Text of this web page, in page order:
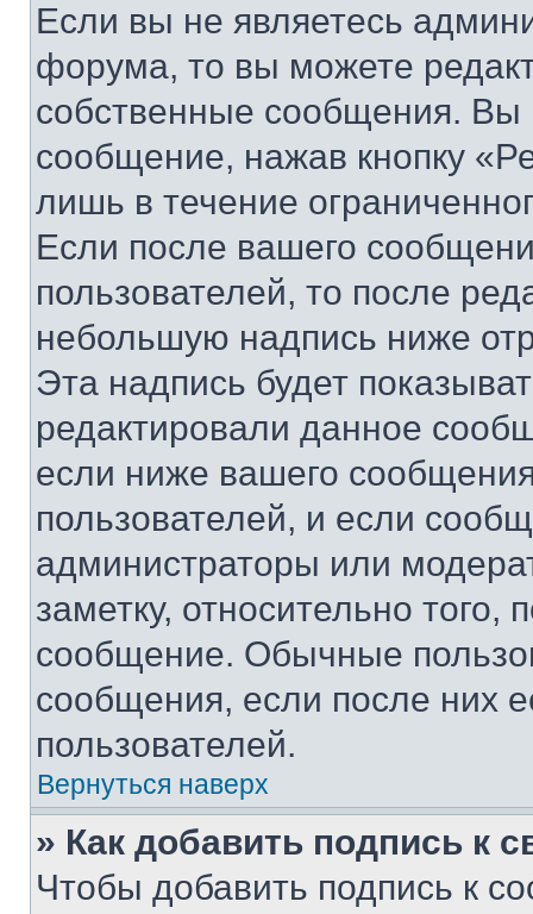
Если вы не являетесь
форума, то вы можете
собственные сообщения. Вы
сообщение, нажав кнопку
лишь в течение
Если после вашего
пользователей, то после
небольшую надпись ниже
Эта надпись будет
редактировали данное
если ниже вашего
пользователей, и если
администраторы или
заметку, относительно
сообщение. Обычные
сообщения, если после них
пользователей.
Вернуться наверх
» Как добавить подпись к
Чтобы добавить подпись к